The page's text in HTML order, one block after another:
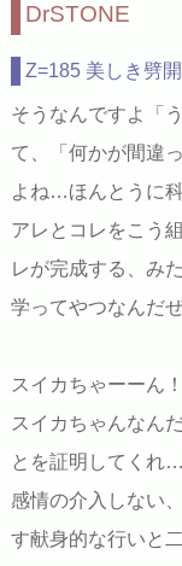
DrSTONE
Z=185 美しき劈
そうなんですよ「
て、「何かが間違
よね…ほんとうに科
アレとコレをこう
レが完成する、み
学ってやつなんだ
スイカちゃーーん
スイカちゃんなん
とを証明してくれ…
感情の介入しない
す献身的な行いと